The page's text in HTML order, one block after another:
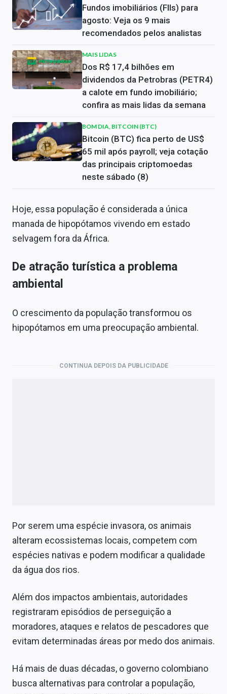
Fundos imobiliários (FIIs) para
agosto: Veja os 9 mais
recomendados pelos analistas
MAIS LIDAS
Dos R$ 17,4 bilhões em
dividendos da Petrobras (PETR4)
a calote em fundo imobiliário;
confira as mais lidas da semana
BOM DIA, BITCOIN (BTC)
Bitcoin (BTC) fica perto de US$
65 mil após payroll; veja cotação
das principais criptomoedas
neste sábado (8)
Hoje, essa população é considerada a única
manada de hipopótamos vivendo em estado
selvagem fora da África.
De atração turística a problema
ambiental
O crescimento da população transformou os
hipopótamos em uma preocupação ambiental.
CONTINUA DEPOIS DA PUBLICIDADE
Por serem uma espécie invasora, os animais
alteram ecossistemas locais, competem com
espécies nativas e podem modificar a qualidade
da água dos rios.
Além dos impactos ambientais, autoridades
registraram episódios de perseguição a
moradores, ataques e relatos de pescadores que
evitam determinadas áreas por medo dos animais.
Há mais de duas décadas, o governo colombiano
busca alternativas para controlar a população,